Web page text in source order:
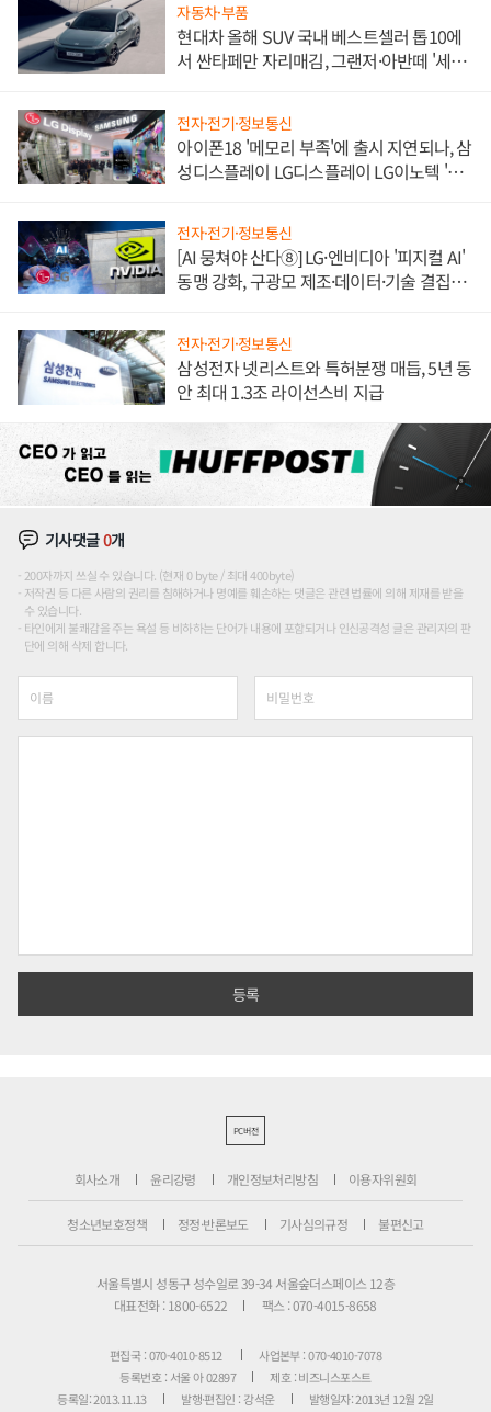
자동차·부품
현대차 올해 SUV 국내 베스트셀러 톱10에
서 싼타페만 자리매김, 그랜저·아반떼 '세단
전자·전기·정보통신
아이폰18 '메모리 부족'에 출시 지연되나, 삼
성디스플레이 LG디스플레이 LG이노텍 '탈
전자·전기·정보통신
[AI 뭉쳐야 산다⑧] LG·엔비디아 '피지컬 AI'
동맹 강화, 구광모 제조·데이터·기술 결집
전자·전기·정보통신
삼성전자 넷리스트와 특허분쟁 매듭, 5년 동
안 최대 1.3조 라이선스비 지급
기사댓글0개
200자까지 쓰실 수 있습니다. (현재 0 byte / 최대 400byte)
저작권 등 다른 사람의 권리를 침해하거나 명예를 훼손하는 댓글은 관련 법률에 의해 제재를 받을
수 있습니다.
타인에게 불쾌감을 주는 욕설 등 비하하는 단어가 내용에 포함되거나 인신공격성 글은 관리자의 판
단에 의해 삭제 합니다.
PC버전
회사소개 윤리강령 개인정보처리방침 이용자위원회
청소년보호정책 정정·반론보도 기사심의규정 불편신고
서울특별시 성동구 성수일로 39-34 서울숲더스페이스 12층
대표전화 : 1800-6522
팩스 : 070-4015-8658
편집국 : 070-4010-8512
사업본부 : 070-4010-7078
등록번호 : 서울 아 02897
제호 : 비즈니스포스트
등록일: 2013.11.13
발행·편집인 : 강석운
발행일자: 2013년 12월 2일